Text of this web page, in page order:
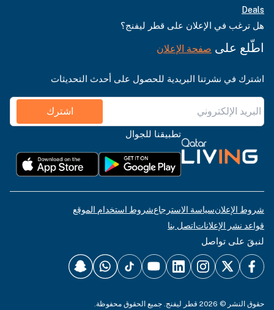
Deals
هل ترغب في الإعلان على قطر ليفنج؟
اطّلع على صفحة الإعلان
اشترك في نشرتنا البريدية للحصول على أحدث التحديثات
اشترك
تطبيقنا للجوال
شروط الإعلانسياسة الاسترجاعشروط استخدام الموقع
قواعد نشر الإعلاناتاتصل بنا
لنبقَ على تواصل
حقوق النشر © 2026 قطر ليفنج. جميع الحقوق محفوظة.